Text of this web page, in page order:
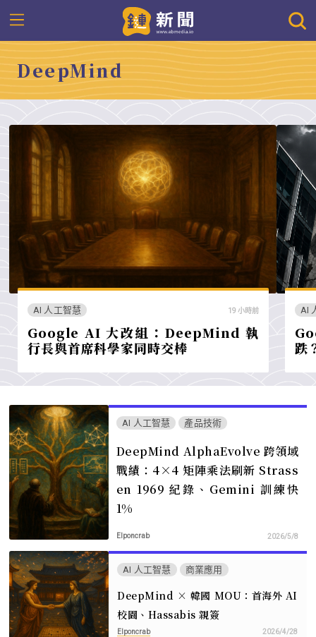
DeepMind
AI 人工智慧 19 小時前
Google AI 大改組：DeepMind 執
行長與首席科學家同時交棒
AI
跌
AI 人工智慧 產品技術
DeepMind AlphaEvolve 跨領域
戰績：4×4 矩陣乘法刷新 Strass
en 1969 紀錄、Gemini 訓練快
1%
Elponcrab 2026/5/8
AI 人工智慧 商業應用
DeepMind × 韓國 MOU：首海外 AI
校園、Hassabis 親簽
Elponcrab 2026/4/28